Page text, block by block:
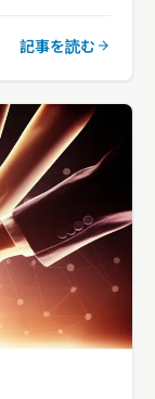
記事を読む